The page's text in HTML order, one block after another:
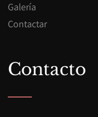
Galería
Contactar
Contacto